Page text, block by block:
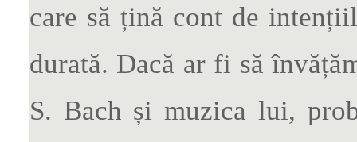
care să țină cont de
durată. Dacă ar fi să
S. Bach și muzica lui,